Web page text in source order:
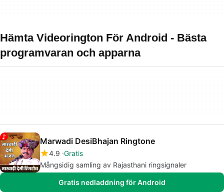
Hämta Videorington För Android - Bästa
programvaran och apparna
Marwadi DesiBhajan Ringtone
4.9 Gratis
Mångsidig samling av Rajasthani ringsignaler
Gratis nedladdning för Android